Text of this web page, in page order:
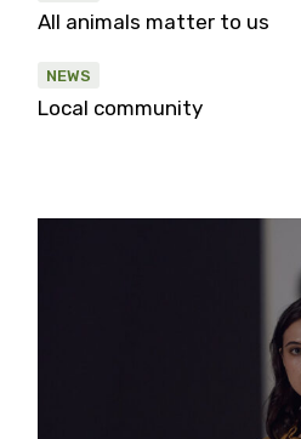
All animals matter to us
NEWS
Local community